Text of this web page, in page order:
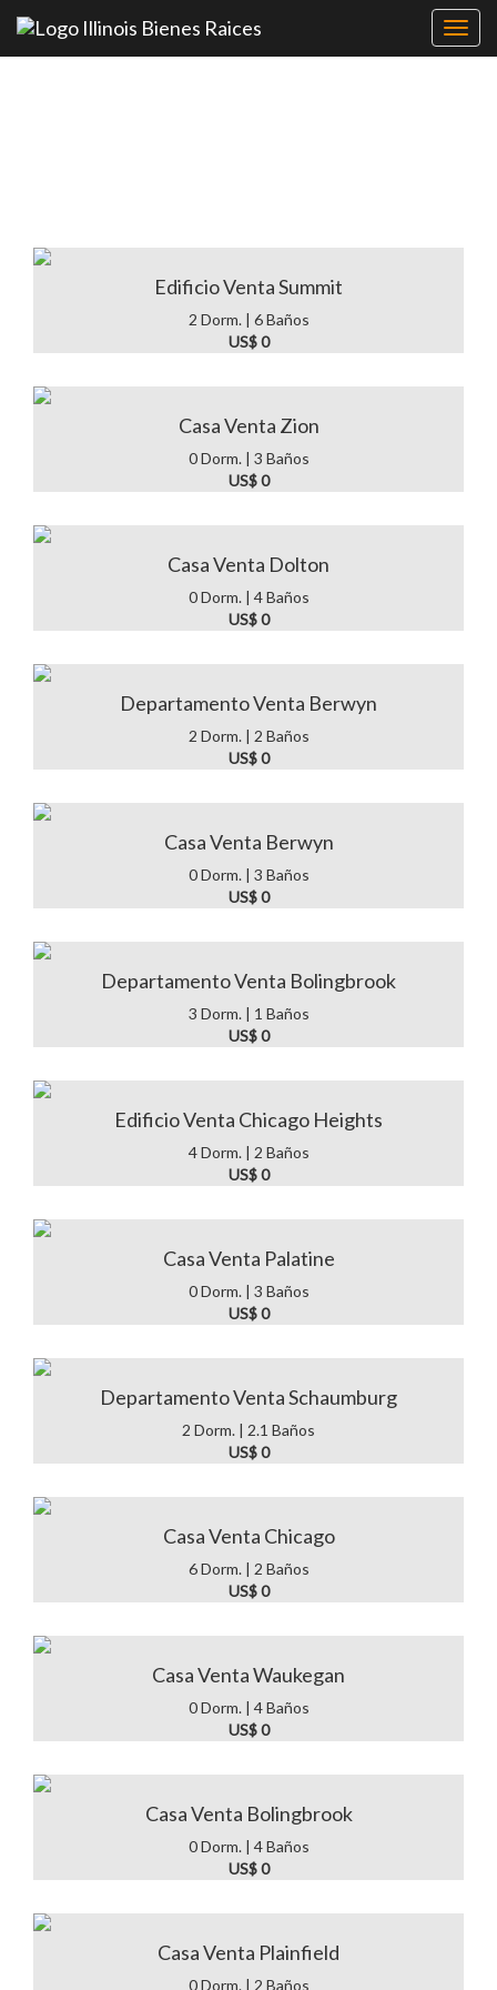
Edificio Venta Summit
2 Dorm. | 6 Baños
US$ 0
Casa Venta Zion
0 Dorm. | 3 Baños
US$ 0
Casa Venta Dolton
0 Dorm. | 4 Baños
US$ 0
Departamento Venta Berwyn
2 Dorm. | 2 Baños
US$ 0
Casa Venta Berwyn
0 Dorm. | 3 Baños
US$ 0
Departamento Venta Bolingbrook
3 Dorm. | 1 Baños
US$ 0
Edificio Venta Chicago Heights
4 Dorm. | 2 Baños
US$ 0
Casa Venta Palatine
0 Dorm. | 3 Baños
US$ 0
Departamento Venta Schaumburg
2 Dorm. | 2.1 Baños
US$ 0
Casa Venta Chicago
6 Dorm. | 2 Baños
US$ 0
Casa Venta Waukegan
0 Dorm. | 4 Baños
US$ 0
Casa Venta Bolingbrook
0 Dorm. | 4 Baños
US$ 0
Casa Venta Plainfield
0 Dorm. | 2 Baños